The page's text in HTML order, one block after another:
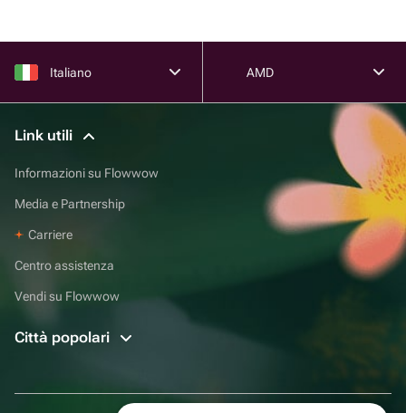
Italiano AMD
Link utili
Informazioni su Flowwow
Media e Partnership
Carriere
Centro assistenza
Vendi su Flowwow
Città popolari